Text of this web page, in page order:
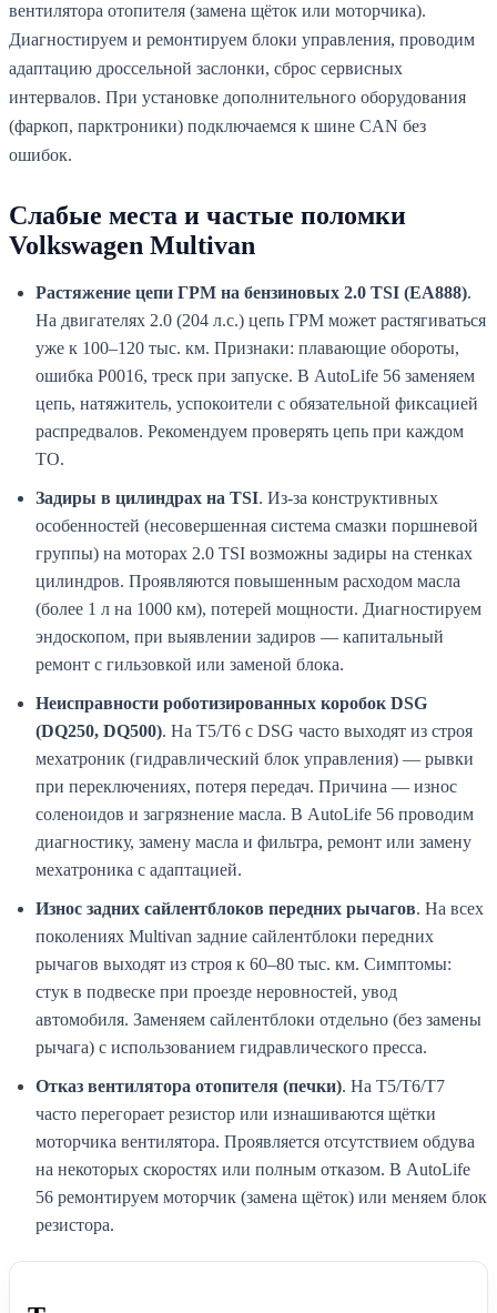
вентилятора отопителя (замена щёток или моторчика).
Диагностируем и ремонтируем блоки управления, проводим
адаптацию дроссельной заслонки, сброс сервисных
интервалов. При установке дополнительного оборудования
(фаркоп, парктроники) подключаемся к шине CAN без
ошибок.
Слабые места и частые поломки
Volkswagen Multivan
Растяжение цепи ГРМ на бензиновых 2.0 TSI (EA888).
На двигателях 2.0 (204 л.с.) цепь ГРМ может растягиваться
уже к 100–120 тыс. км. Признаки: плавающие обороты,
ошибка P0016, треск при запуске. В AutoLife 56 заменяем
цепь, натяжитель, успокоители с обязательной фиксацией
распредвалов. Рекомендуем проверять цепь при каждом
ТО.
Задиры в цилиндрах на TSI. Из-за конструктивных
особенностей (несовершенная система смазки поршневой
группы) на моторах 2.0 TSI возможны задиры на стенках
цилиндров. Проявляются повышенным расходом масла
(более 1 л на 1000 км), потерей мощности. Диагностируем
эндоскопом, при выявлении задиров — капитальный
ремонт с гильзовкой или заменой блока.
Неисправности роботизированных коробок DSG
(DQ250, DQ500). На T5/T6 с DSG часто выходят из строя
мехатроник (гидравлический блок управления) — рывки
при переключениях, потеря передач. Причина — износ
соленоидов и загрязнение масла. В AutoLife 56 проводим
диагностику, замену масла и фильтра, ремонт или замену
мехатроника с адаптацией.
Износ задних сайлентблоков передних рычагов. На всех
поколениях Multivan задние сайлентблоки передних
рычагов выходят из строя к 60–80 тыс. км. Симптомы:
стук в подвеске при проезде неровностей, увод
автомобиля. Заменяем сайлентблоки отдельно (без замены
рычага) с использованием гидравлического пресса.
Отказ вентилятора отопителя (печки). На T5/T6/T7
часто перегорает резистор или изнашиваются щётки
моторчика вентилятора. Проявляется отсутствием обдува
на некоторых скоростях или полным отказом. В AutoLife
56 ремонтируем моторчик (замена щёток) или меняем блок
резистора.